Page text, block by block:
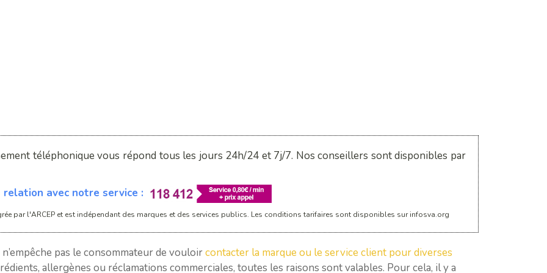
téléphonique vous répond tous les jours 24h/24 et 7j/7. Nos conseillers sont disponibles par
avec notre service :
par l'ARCEP et est indépendant des marques et des services publics. Les conditions tarifaires sont disponibles sur infosva.org
pas le consommateur de vouloircontacter la marque ou le service client pour diverses
allergènes ou réclamations commerciales, toutes les raisons sont valables. Pour cela, il y a